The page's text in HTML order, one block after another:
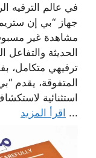
في عالم الترفيه
جهاز “بي إن
مشاهدة غير
الحديثة
ترفيهي متكامل،
المتفوقة، يقدم
استثنائية
... اقرأ المزيد